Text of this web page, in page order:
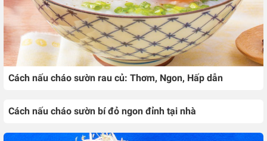
Cách nấu cháo sườn rau củ: Thơm, Ngon, Hấp dẫn
Cách nấu cháo sườn bí đỏ ngon đỉnh tại nhà